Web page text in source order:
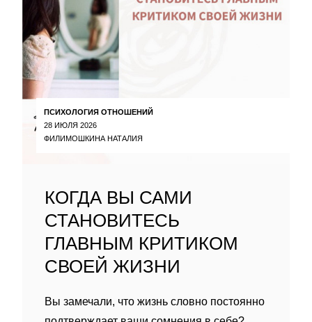
ПСИХОЛОГИЯ ОТНОШЕНИЙ
28 ИЮЛЯ 2026
ФИЛИМОШКИНА НАТАЛИЯ
КОГДА ВЫ САМИ
СТАНОВИТЕСЬ
ГЛАВНЫМ КРИТИКОМ
СВОЕЙ ЖИЗНИ
Вы замечали, что жизнь словно постоянно